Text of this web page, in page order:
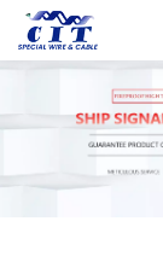
CABLE Co., Ltd.